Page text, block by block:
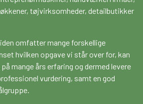
tøjvirksomheder, detailbutikker
omfatter mange forskellige
hvilken opgave vi står over for, kan
mange års erfaring og dermed levere
vurdering, samt en god